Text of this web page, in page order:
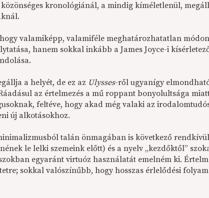
közönséges kronológiánál, a mindig kíméletlenül,
valamiképp, valamiféle meghatározhatatlan
hanem sokkal inkább a James Joyce-i
a helyét, de ez az Ulysses-ről ugyanígy
az értelmezés a mű roppant bonyolultsága
feltéve, hogy akad még valaki az
új alkotásokhoz.
talán önmagában is következő
le lelki szemeink előtt) és a nyelv „kezdőktől”
egyaránt virtuóz használatát emelném ki.
sokkal valószínűbb, hogy hosszas érlelődési